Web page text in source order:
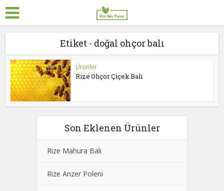
Etiket - doğal ohçor balı
Ürünler
Rize Ohçor Çiçek Balı
Son Eklenen Ürünler
Rize Mahura Balı
Rize Anzer Poleni